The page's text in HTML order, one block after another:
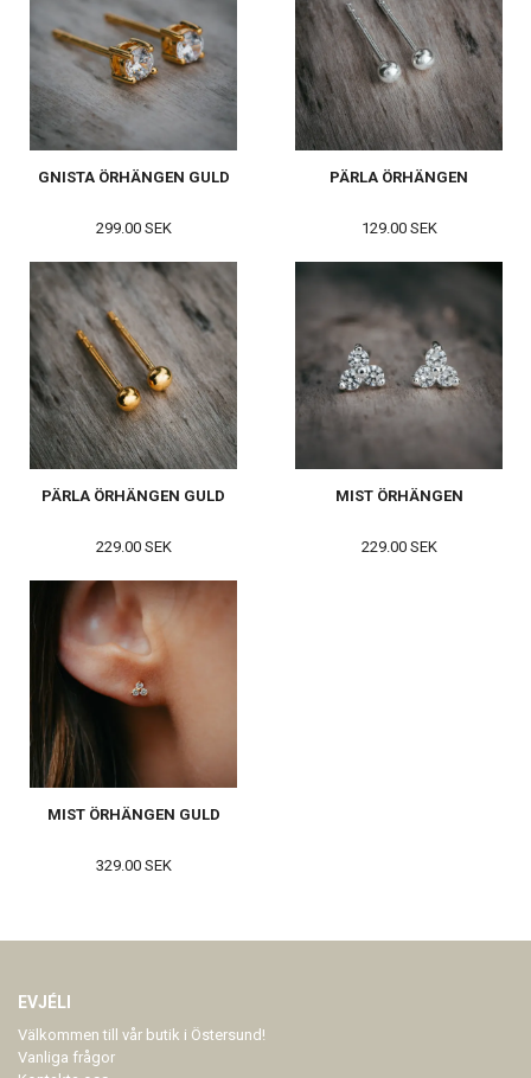
GNISTA ÖRHÄNGEN GULD
299.00 SEK
PÄRLA ÖRHÄNGEN
129.00 SEK
PÄRLA ÖRHÄNGEN GULD
229.00 SEK
MIST ÖRHÄNGEN
229.00 SEK
MIST ÖRHÄNGEN GULD
329.00 SEK
EVJÉLI
Välkommen till vår butik i Östersund!
Vanliga frågor